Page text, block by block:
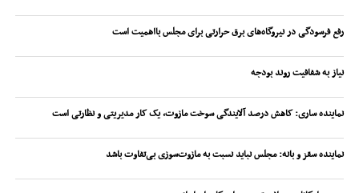
رفع فرسودگی در نیروگاه‌های برق حرارتی برای مجلس بااهمیت است
نیاز به شفافیت روند بودجه
نماینده ساری: کاهش درصد آلایندگی سوخت مازوت، یک کار مدیریتی و نظارتی است
نماینده سقز و بانه: مجلس نباید نسبت به مازوت‌سوزی بی‌تفاوت باشد